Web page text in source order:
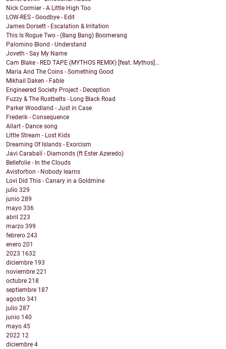
Nick Cormier - A Little High Too
LOW-RES - Goodbye - Edit
James Dorsett - Escalation & Irritation
This Is Rogue Two - (Bang Bang) Boomerang
Palomino Blond - Understand
Joveth - Say My Name
Cam Blake - RED TAPE (MYTHOS REMIX) [feat. Mythos]...
Maria And The Coins - Something Good
Mikhail Daken - Fable
Engineered Society Project - Deception
Fuzzy & The Rustbelts - Long Black Road
Parker Woodland - Just in Case
Frederik - Consequence
Allart - Dance song
Little Stream - Lost Kids
Dreaming Of Islands - Exorcism
Javi Carabalí - Diamonds (ft Ester Azeredo)
Bellefolie - In the Clouds
Avistortion - Nobody learns
Lovi Did This - Canary in a Goldmine
julio 329
junio 289
mayo 336
abril 223
marzo 399
febrero 243
enero 201
2023 1632
diciembre 193
noviembre 221
octubre 218
septiembre 187
agosto 341
julio 287
junio 140
mayo 45
2022 12
diciembre 4